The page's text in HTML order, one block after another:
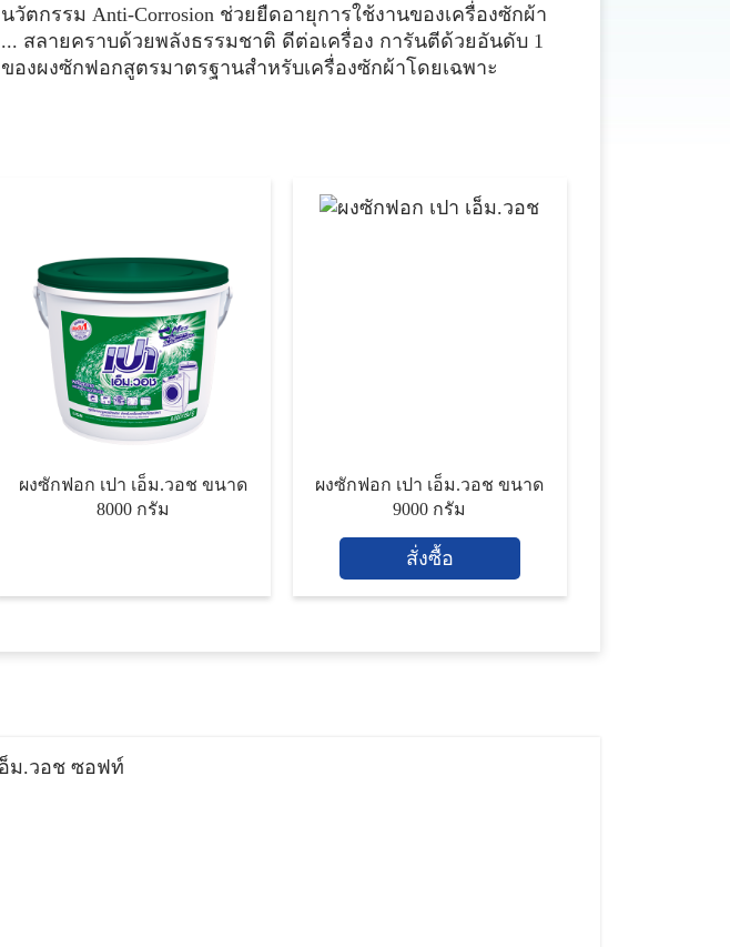
นวัตกรรม Anti-Corrosion ช่วยยืดอายุการใช้งานของเครื่องซักผ้า
... สลายคราบด้วยพลังธรรมชาติ ดีต่อเครื่อง การันตีด้วยอันดับ 1
ของผงซักฟอกสูตรมาตรฐานสำหรับเครื่องซักผ้าโดยเฉพาะ
ผงซักฟอก เปา เอ็ม.วอช ขนาด
8000 กรัม
ผงซักฟอก เปา เอ็ม.วอช ขนาด
9000 กรัม
สั่งซื้อ